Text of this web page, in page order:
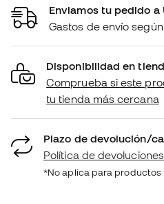
Enviamos tu pedido
Gastos de envío
Disponibilidad en
Comprueba si este
tu tienda más cercana
Plazo de devolución/
Política de devoluciones
*No aplica para productos